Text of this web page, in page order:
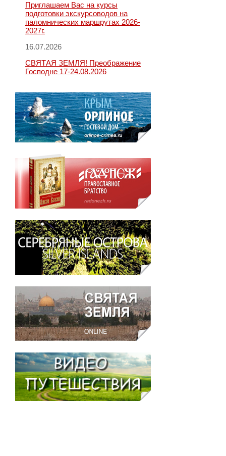
Приглашаем Вас на курсы
подготовки экскурсоводов на
паломнических маршрутах 2026-
2027г.
16.07.2026
СВЯТАЯ ЗЕМЛЯ! Преображение
Господне 17-24.08.2026